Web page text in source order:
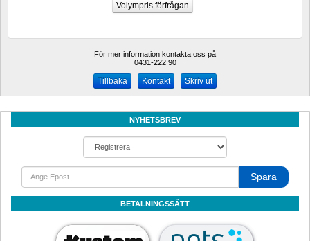
För mer information kontakta oss på
0431-222 90
Kontakt Skriv ut
NYHETSBREV
Spara
BETALNINGSSÄTT